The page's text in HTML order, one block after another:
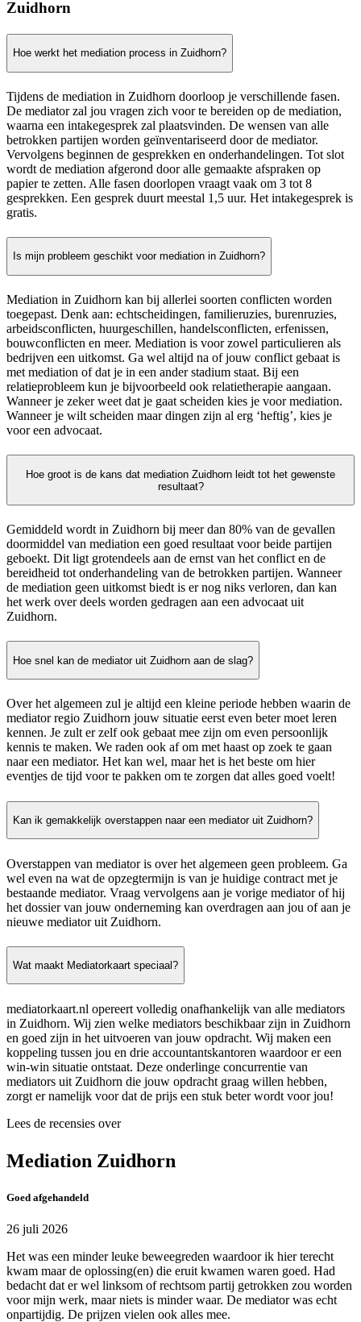
Zuidhorn
Hoe werkt het mediation process in Zuidhorn?
Tijdens de mediation in Zuidhorn doorloop je verschillende fasen.
De mediator zal jou vragen zich voor te bereiden op de mediation,
waarna een intakegesprek zal plaatsvinden. De wensen van alle
betrokken partijen worden geïnventariseerd door de mediator.
Vervolgens beginnen de gesprekken en onderhandelingen. Tot slot
wordt de mediation afgerond door alle gemaakte afspraken op
papier te zetten. Alle fasen doorlopen vraagt vaak om 3 tot 8
gesprekken. Een gesprek duurt meestal 1,5 uur. Het intakegesprek is
gratis.
Is mijn probleem geschikt voor mediation in Zuidhorn?
Mediation in Zuidhorn kan bij allerlei soorten conflicten worden
toegepast. Denk aan: echtscheidingen, familieruzies, burenruzies,
arbeidsconflicten, huurgeschillen, handelsconflicten, erfenissen,
bouwconflicten en meer. Mediation is voor zowel particulieren als
bedrijven een uitkomst. Ga wel altijd na of jouw conflict gebaat is
met mediation of dat je in een ander stadium staat. Bij een
relatieprobleem kun je bijvoorbeeld ook relatietherapie aangaan.
Wanneer je zeker weet dat je gaat scheiden kies je voor mediation.
Wanneer je wilt scheiden maar dingen zijn al erg ‘heftig’, kies je
voor een advocaat.
Hoe groot is de kans dat mediation Zuidhorn leidt tot het gewenste
resultaat?
Gemiddeld wordt in Zuidhorn bij meer dan 80% van de gevallen
doormiddel van mediation een goed resultaat voor beide partijen
geboekt. Dit ligt grotendeels aan de ernst van het conflict en de
bereidheid tot onderhandeling van de betrokken partijen. Wanneer
de mediation geen uitkomst biedt is er nog niks verloren, dan kan
het werk over deels worden gedragen aan een advocaat uit
Zuidhorn.
Hoe snel kan de mediator uit Zuidhorn aan de slag?
Over het algemeen zul je altijd een kleine periode hebben waarin de
mediator regio Zuidhorn jouw situatie eerst even beter moet leren
kennen. Je zult er zelf ook gebaat mee zijn om even persoonlijk
kennis te maken. We raden ook af om met haast op zoek te gaan
naar een mediator. Het kan wel, maar het is het beste om hier
eventjes de tijd voor te pakken om te zorgen dat alles goed voelt!
Kan ik gemakkelijk overstappen naar een mediator uit Zuidhorn?
Overstappen van mediator is over het algemeen geen probleem. Ga
wel even na wat de opzegtermijn is van je huidige contract met je
bestaande mediator. Vraag vervolgens aan je vorige mediator of hij
het dossier van jouw onderneming kan overdragen aan jou of aan je
nieuwe mediator uit Zuidhorn.
Wat maakt Mediatorkaart speciaal?
mediatorkaart.nl opereert volledig onafhankelijk van alle mediators
in Zuidhorn. Wij zien welke mediators beschikbaar zijn in Zuidhorn
en goed zijn in het uitvoeren van jouw opdracht. Wij maken een
koppeling tussen jou en drie accountantskantoren waardoor er een
win-win situatie ontstaat. Deze onderlinge concurrentie van
mediators uit Zuidhorn die jouw opdracht graag willen hebben,
zorgt er namelijk voor dat de prijs een stuk beter wordt voor jou!
Lees de recensies over
Mediation Zuidhorn
Goed afgehandeld
26 juli 2026
Het was een minder leuke beweegreden waardoor ik hier terecht
kwam maar de oplossing(en) die eruit kwamen waren goed. Had
bedacht dat er wel linksom of rechtsom partij getrokken zou worden
voor mijn werk, maar niets is minder waar. De mediator was echt
onpartijdig. De prijzen vielen ook alles mee.